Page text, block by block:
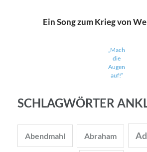
Ein Song zum Krieg von
„Mach
die
Augen
auf!“
SCHLAGWÖRTER
Abendmahl Abraham